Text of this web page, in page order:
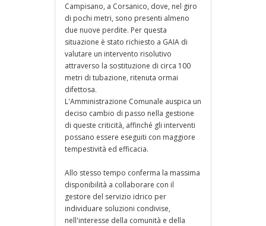
Campisano, a Corsanico, dove, nel giro
di pochi metri, sono presenti almeno
due nuove perdite. Per questa
situazione è stato richiesto a GAIA di
valutare un intervento risolutivo
attraverso la sostituzione di circa 100
metri di tubazione, ritenuta ormai
difettosa.
L'Amministrazione Comunale auspica un
deciso cambio di passo nella gestione
di queste criticità, affinché gli interventi
possano essere eseguiti con maggiore
tempestività ed efficacia.
Allo stesso tempo conferma la massima
disponibilità a collaborare con il
gestore del servizio idrico per
individuare soluzioni condivise,
nell'interesse della comunità e della